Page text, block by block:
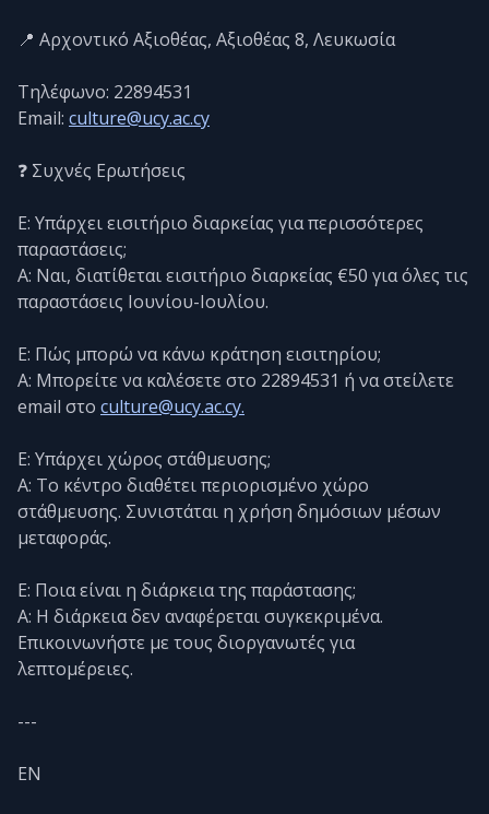
📍 Αρχοντικό Αξιοθέας, Αξιοθέας 8, Λευκωσία
Τηλέφωνο: 22894531
Email: culture@ucy.ac.cy
❓ Συχνές Ερωτήσεις
Ε: Υπάρχει εισιτήριο διαρκείας για περισσότερες
παραστάσεις;
Α: Ναι, διατίθεται εισιτήριο διαρκείας €50 για όλες τις
παραστάσεις Ιουνίου-Ιουλίου.
Ε: Πώς μπορώ να κάνω κράτηση εισιτηρίου;
Α: Μπορείτε να καλέσετε στο 22894531 ή να στείλετε
email στο culture@ucy.ac.cy.
Ε: Υπάρχει χώρος στάθμευσης;
Α: Το κέντρο διαθέτει περιορισμένο χώρο
στάθμευσης. Συνιστάται η χρήση δημόσιων μέσων
μεταφοράς.
Ε: Ποια είναι η διάρκεια της παράστασης;
Α: Η διάρκεια δεν αναφέρεται συγκεκριμένα.
Επικοινωνήστε με τους διοργανωτές για
λεπτομέρειες.
---
EN